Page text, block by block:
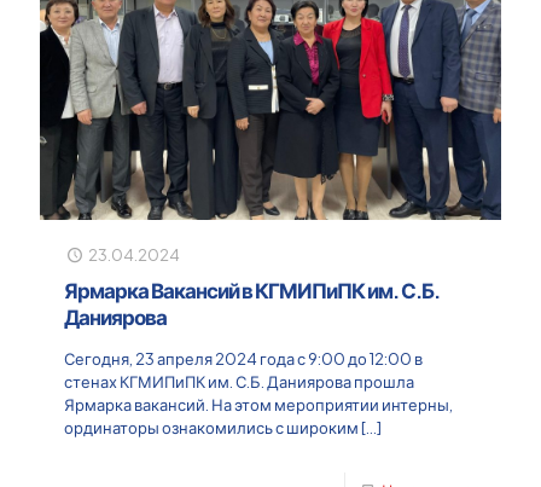
23.04.2024
Ярмарка Вакансий в КГМИПиПК им. С.Б.
Даниярова
Сегодня, 23 апреля 2024 года с 9:00 до 12:00 в
стенах КГМИПиПК им. С.Б. Даниярова прошла
Ярмарка вакансий. На этом мероприятии интерны,
ординаторы ознакомились с широким[…]